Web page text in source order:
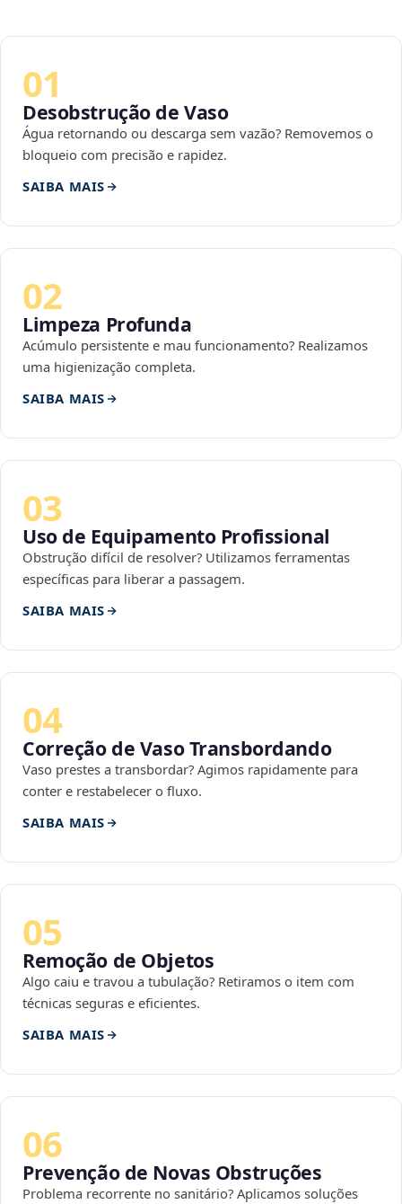
01
Desobstrução de Vaso
Água retornando ou descarga sem vazão? Removemos o
bloqueio com precisão e rapidez.
SAIBA MAIS
02
Limpeza Profunda
Acúmulo persistente e mau funcionamento? Realizamos
uma higienização completa.
SAIBA MAIS
03
Uso de Equipamento Profissional
Obstrução difícil de resolver? Utilizamos ferramentas
específicas para liberar a passagem.
SAIBA MAIS
04
Correção de Vaso Transbordando
Vaso prestes a transbordar? Agimos rapidamente para
conter e restabelecer o fluxo.
SAIBA MAIS
05
Remoção de Objetos
Algo caiu e travou a tubulação? Retiramos o item com
técnicas seguras e eficientes.
SAIBA MAIS
06
Prevenção de Novas Obstruções
Problema recorrente no sanitário? Aplicamos soluções